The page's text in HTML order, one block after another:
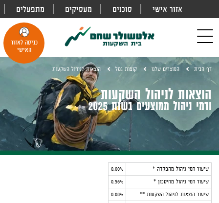
אזור אישי סוכנים מעסיקים מתפעלים
navigation
כניסה לאזור
האישי
הוצאות לניהול השקעות
ודמי ניהול ממוצעים בשנת 2025
דף הבית המוצרים שלנו קופות גמל הוצאות לניהול השקעות
שיעור דמי ניהול מהפקדה *
0.00%
שיעור דמי ניהול מחיסכון *
0.56%
שיעור הוצאות לניהול השקעות **
0.08%